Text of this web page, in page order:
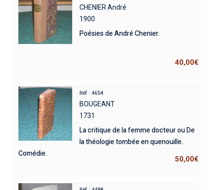
CHENIER André
1900
Poésies de André Chenier.
40,00€
Réf : 4654
BOUGEANT
1731
La critique de la femme docteur ou De
la théologie tombée en quenouille.
Comédie.
50,00€